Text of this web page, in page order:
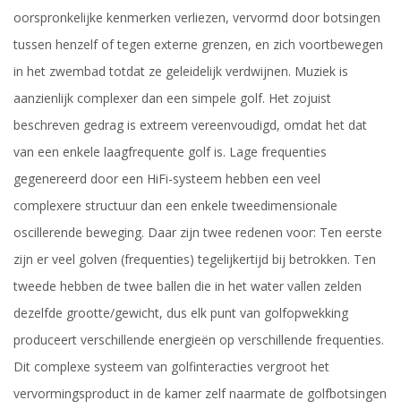
oorspronkelijke kenmerken verliezen, vervormd door botsingen
tussen henzelf of tegen externe grenzen, en zich voortbewegen
in het zwembad totdat ze geleidelijk verdwijnen. Muziek is
aanzienlijk complexer dan een simpele golf. Het zojuist
beschreven gedrag is extreem vereenvoudigd, omdat het dat
van een enkele laagfrequente golf is. Lage frequenties
gegenereerd door een HiFi-systeem hebben een veel
complexere structuur dan een enkele tweedimensionale
oscillerende beweging. Daar zijn twee redenen voor: Ten eerste
zijn er veel golven (frequenties) tegelijkertijd bij betrokken. Ten
tweede hebben de twee ballen die in het water vallen zelden
dezelfde grootte/gewicht, dus elk punt van golfopwekking
produceert verschillende energieën op verschillende frequenties.
Dit complexe systeem van golfinteracties vergroot het
vervormingsproduct in de kamer zelf naarmate de golfbotsingen